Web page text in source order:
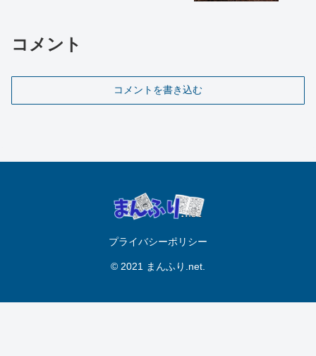
コメント
コメントを書き込む
プライバシーポリシー
© 2021 まんふり.net.